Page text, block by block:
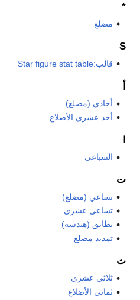
*
مضلع
S
قالب:Star figure stat table
أحادي (مضلع)
أحد عشري الأضلاع
السباعي
ت
تساعي (مضلع)
تساعي عشري
تطابق (هندسة)
تمديد مضلع
ث
ثلاثي عشري
ثماني الأضلاع